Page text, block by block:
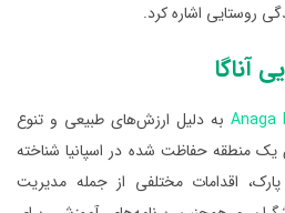
روستایی اشاره کرد.
آناگا
Anaga به دلیل ارزش‌های طبیعی و تنوع
یک منطقه حفاظت‌ شده در اسپانیا شناخته
اقدامات مختلفی از جمله مدیریت